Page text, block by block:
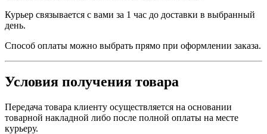
Курьер связывается с вами за 1 час до доставки в выбранный
день.
Способ оплаты можно выбрать прямо при оформлении заказа.
Условия получения товара
Передача товара клиенту осуществляется на основании
товарной накладной либо после полной оплаты на месте
курьеру.